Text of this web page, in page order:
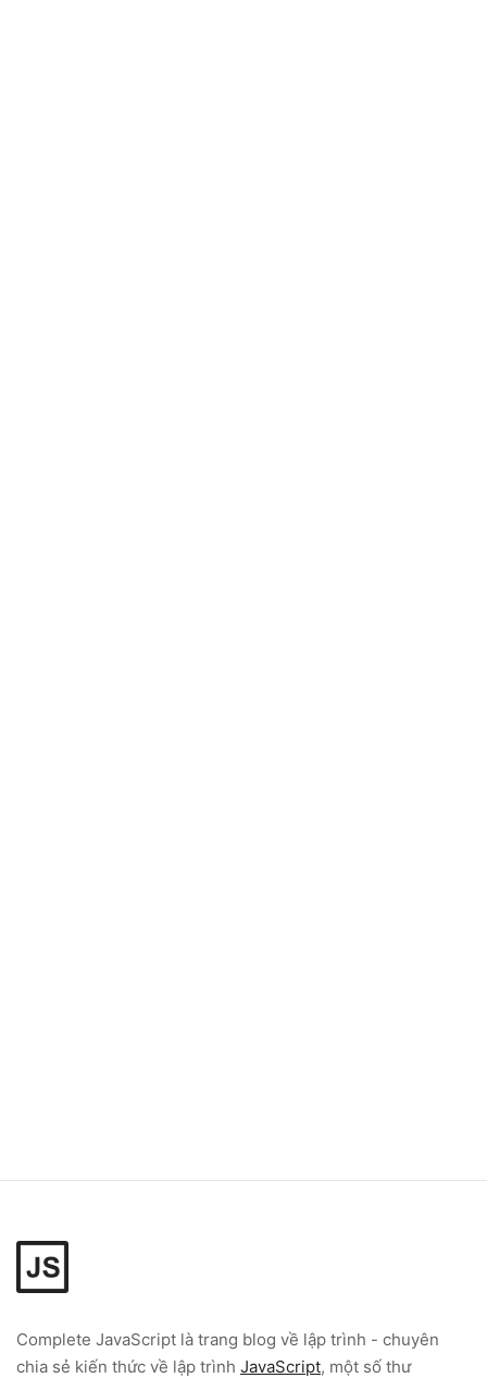
Complete JavaScript là trang blog về lập trình - chuyên
chia sẻ kiến thức về lập trình JavaScript, một số thư